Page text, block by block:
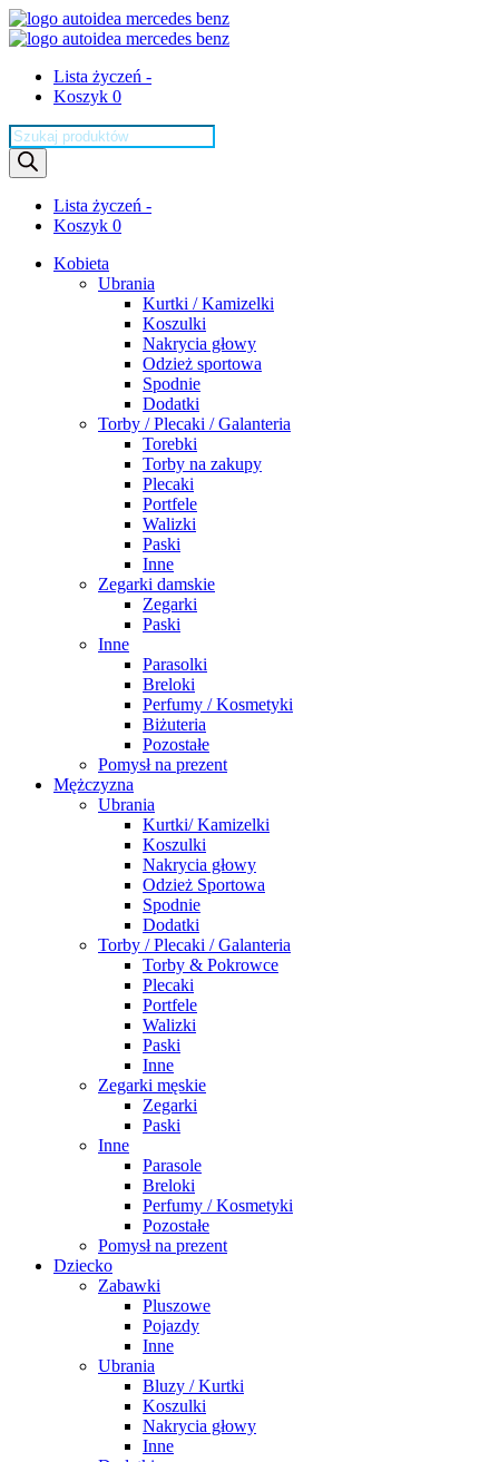
Lista życzeń -
Koszyk 0
Wyszukiwarka
produktów
Lista życzeń -
Koszyk 0
Kobieta
Ubrania
Kurtki / Kamizelki
Koszulki
Nakrycia głowy
Odzież sportowa
Spodnie
Dodatki
Torby / Plecaki / Galanteria
Torebki
Torby na zakupy
Plecaki
Portfele
Walizki
Paski
Inne
Zegarki damskie
Zegarki
Paski
Inne
Parasolki
Breloki
Perfumy / Kosmetyki
Biżuteria
Pozostałe
Pomysł na prezent
Mężczyzna
Ubrania
Kurtki/ Kamizelki
Koszulki
Nakrycia głowy
Odzież Sportowa
Spodnie
Dodatki
Torby / Plecaki / Galanteria
Torby & Pokrowce
Plecaki
Portfele
Walizki
Paski
Inne
Zegarki męskie
Zegarki
Paski
Inne
Parasole
Breloki
Perfumy / Kosmetyki
Pozostałe
Pomysł na prezent
Dziecko
Zabawki
Pluszowe
Pojazdy
Inne
Ubrania
Bluzy / Kurtki
Koszulki
Nakrycia głowy
Inne